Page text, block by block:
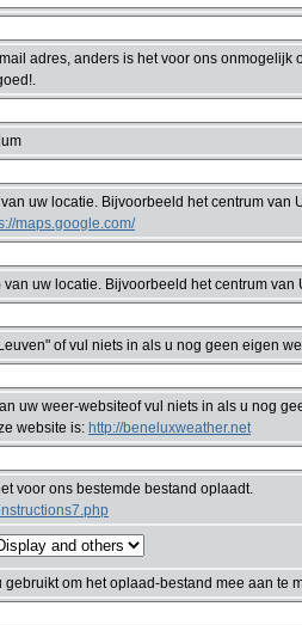
adres, anders is het voor ons onmogelijk
uw locatie. Bijvoorbeeld het centrum van
maps.google.com/
uw locatie. Bijvoorbeeld het centrum van
of vul niets in als u nog geen eigen
uw weer-websiteof vul niets in als u nog
website is: http://beneluxweather.net
voor ons bestemde bestand oplaadt.
gebruikt om het oplaad-bestand mee aan te